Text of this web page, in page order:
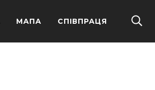
МАПА СПІВПРАЦЯ